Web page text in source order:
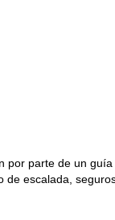
y escalada
de rutas,
rutas super
contáctame y
por parte de un
de escalada,